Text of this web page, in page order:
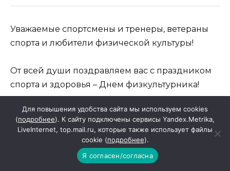
Уважаемые спортсмены и тренеры, ветераны
спорта и любители физической культуры!
От всей души поздравляем вас с праздником
спорта и здоровья – Днем физкультурника!
Сегодня физическая культура и спорт
являются одним из приоритетных
направлений государственной и
региональной политики. Занятия физической
Для повышения удобства сайта мы используем cookies
(подробнее). К сайту подключены сервисы Yandex.Metrika,
LiveInternet, top.mail.ru, которые также использует файлы
cookie (подробнее).
Я согласен/согласна